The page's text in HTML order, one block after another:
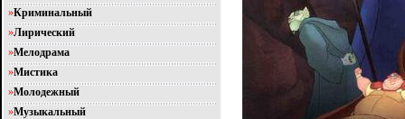
»Криминальный
»Лирический
»Мелодрама
»Мистика
»Молодежный
»Музыкальный